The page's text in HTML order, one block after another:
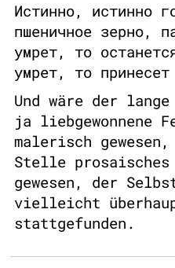
Истинно, истинно
пшеничное зерно,
умрет, то
умрет, то
Und wäre der
ja liebgewonnene
malerisch
Stelle
gewesen, der
vielleicht
stattgefunden.